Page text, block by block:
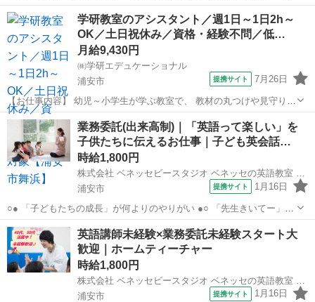
んなに大きなお部屋なんてないし…」そんな方でも大歓迎！ ベネッセ
ビースタジオのホームティーチャーは 普通のおうちの「リビング」や
「和室」での開校も多数！ ...
千葉 浦安市 その他
学研教室のアシスタント／週1日～1日2h～
OK／土日祝休み／資格・経験不問／低…
月給9,430円
㈱学研エデュケーショナル
浦安市
提携サイト 7月26日
【お仕事内容】 幼児～小学生が学ぶ教室で、 教材の丸つけや見守りを
行うお仕事です。 学習のサポート役として、子どもたちの成長を そば
で見守っていきましょう。 ★教材の採点・サポート
────────────────── ・...
千葉 浦安市 その他
業務委託(出来高制)｜「英語って楽しい」を
子供たちに伝えるお仕事｜子ども英会話…
時給1,800円
株式会社 ベネッセビースタジオ ベネッセの英語教室 BE studio
浦安市
提携サイト 1月16日
○● 「子どもたちの成長」が何よりのやりがい ●○ 「先生きいてー」
「あのね〇〇ができるようになったんだよ！」 なんて会うたびに報告
してくれる子どもたちばかり♪ 「英語って楽しい」を感じてもらえる
ようにレッスンをお願いします...
千葉 浦安市 その他
英語講師未経験×業務委託未経験スタート大
歓迎｜ホームティーチャー
時給1,800円
浦安市
提携サイト 1月16日